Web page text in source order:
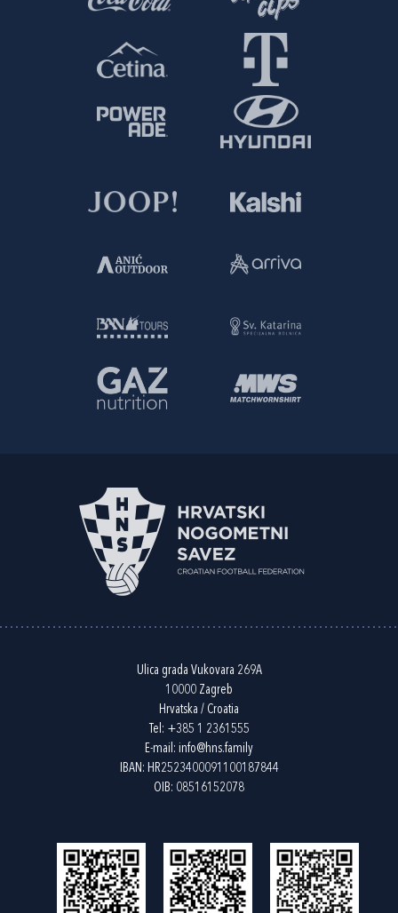
Ulica grada Vukovara 269A
10000 Zagreb
Hrvatska / Croatia
Tel: +385 1 2361555
E-mail: info@hns.family
IBAN: HR2523400091100187844
OIB: 08516152078